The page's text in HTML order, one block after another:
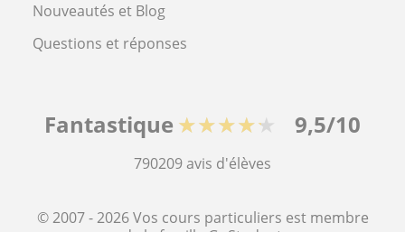
Nouveautés et Blog
Questions et réponses
Fantastique ★★★★★ 9,5/10
790209avis d'élèves
© 2007 - 2026 Vos cours particuliers est membre